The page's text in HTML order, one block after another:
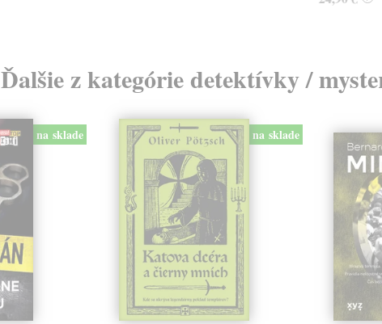
Ďalšie z kategórie detektívky /
na sklade na sklade